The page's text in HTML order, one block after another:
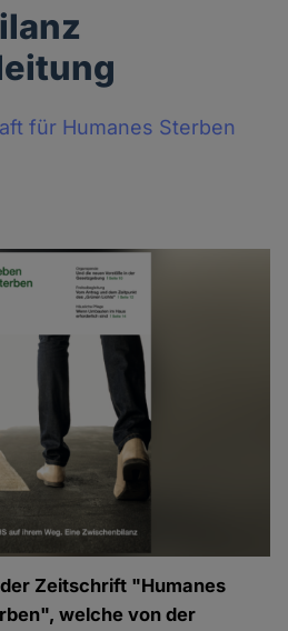
für Humanes Sterben
Zeitschrift "Humanes
welche von der